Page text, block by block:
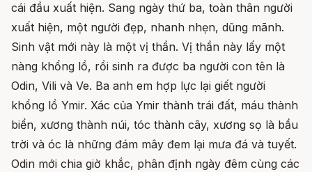
cái đầu xuất hiện. Sang ngày thứ ba, toàn thân người
xuất hiện, một người đẹp, nhanh nhẹn, dũng mãnh.
Sinh vật mới này là một vị thần. Vị thần này lấy một
nàng khổng lồ, rồi sinh ra được ba người con tên là
Odin, Vili và Ve. Ba anh em hợp lực lại giết người
khổng lồ Ymir. Xác của Ymir thành trái đất, máu thành
biển, xương thành núi, tóc thành cây, xương sọ là bầu
trời và óc là những đám mây đem lại mưa đá và tuyết.
Odin mới chia giờ khắc, phân định ngày đêm cùng các